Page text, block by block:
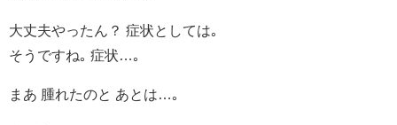
大丈夫やったん？ 症状としては｡
そうですね｡ 症状…｡
まあ 腫れたのと あとは…｡